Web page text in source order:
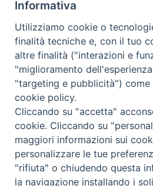
Redazione
Scrivici
Copyright © 2019 -
Trentina Editrice
Privacy Policy
Informativa
Utilizziamo cookie o
finalità tecniche e, con il tuo
altre finalità ("interazioni e
"miglioramento
"targeting e pubblicità") come
cookie policy.
Cliccando su "accetta"
cookie. Cliccando su
maggiori informazioni sui
personalizzare le tue
"rifiuta" o chiudendo questa
la navigazione installando i